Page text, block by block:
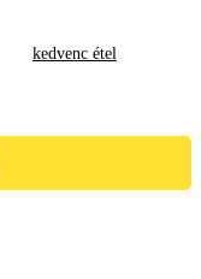
kedvenc étel